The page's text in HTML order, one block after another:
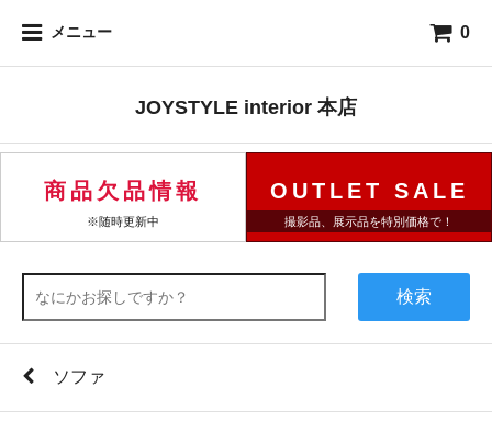
メニュー 0
JOYSTYLE interior 本店
商品欠品情報
※随時更新中
OUTLET SALE
撮影品、展示品を特別価格で！
検索
ソファ